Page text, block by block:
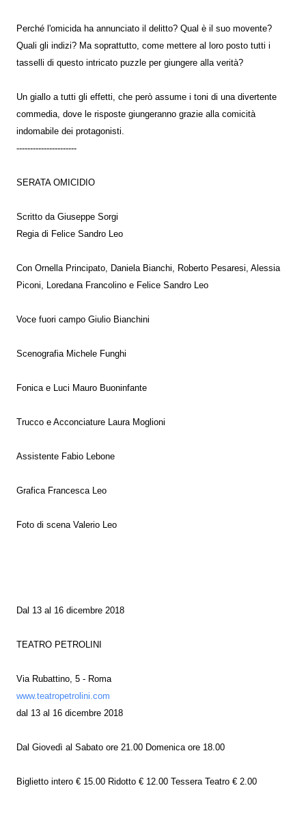
Perché l'omicida ha annunciato il delitto? Qual è il suo movente?
Quali gli indizi? Ma soprattutto, come mettere al loro posto tutti i
tasselli di questo intricato puzzle per giungere alla verità?
Un giallo a tutti gli effetti, che però assume i toni di una divertente
commedia, dove le risposte giungeranno grazie alla comicità
indomabile dei protagonisti.
----------------------
SERATA OMICIDIO
Scritto da Giuseppe Sorgi
Regia di Felice Sandro Leo
Con Ornella Principato, Daniela Bianchi, Roberto Pesaresi, Alessia
Piconi, Loredana Francolino e Felice Sandro Leo
Voce fuori campo Giulio Bianchini
Scenografia Michele Funghi
Fonica e Luci Mauro Buoninfante
Trucco e Acconciature Laura Moglioni
Assistente Fabio Lebone
Grafica Francesca Leo
Foto di scena Valerio Leo
Dal 13 al 16 dicembre 2018
TEATRO PETROLINI
Via Rubattino, 5 - Roma
www.teatropetrolini.com
dal 13 al 16 dicembre 2018
Dal Giovedì al Sabato ore 21.00 Domenica ore 18.00
Biglietto intero € 15.00 Ridotto € 12.00 Tessera Teatro € 2.00